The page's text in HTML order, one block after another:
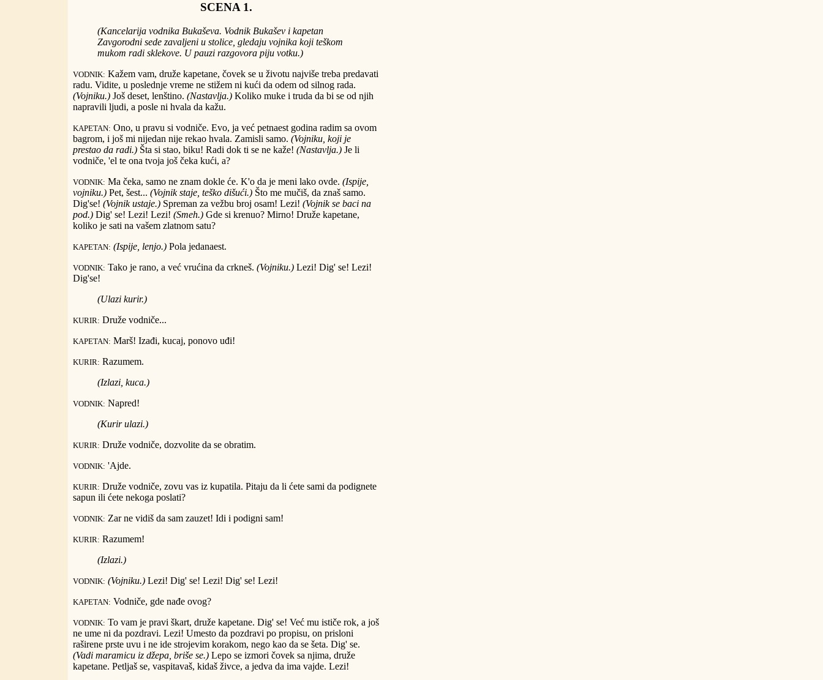
SCENA 1.
(Kancelarija vodnika Bukaševa. Vodnik Bukašev i kapetan
Zavgorodni sede zavaljeni u stolice, gledaju vojnika koji teškom
mukom radi sklekove. U pauzi razgovora piju votku.)
VODNIK: Kažem vam, druže kapetane, čovek se u životu najviše treba predavati
radu. Vidite, u poslednje vreme ne stižem ni kući da odem od silnog rada.
(Vojniku.) Još deset, lenštino. (Nastavlja.) Koliko muke i truda da bi se od njih
napravili ljudi, a posle ni hvala da kažu.
KAPETAN: Ono, u pravu si vodniče. Evo, ja već petnaest godina radim sa ovom
bagrom, i još mi nijedan nije rekao hvala. Zamisli samo. (Vojniku, koji je
prestao da radi.) Šta si stao, biku! Radi dok ti se ne kaže! (Nastavlja.) Je li
vodniče, 'el te ona tvoja još čeka kući, a?
VODNIK: Ma čeka, samo ne znam dokle će. K'o da je meni lako ovde. (Ispije,
vojniku.) Pet, šest... (Vojnik staje, teško dišući.) Što me mučiš, da znaš samo.
Dig'se! (Vojnik ustaje.) Spreman za vežbu broj osam! Lezi! (Vojnik se baci na
pod.) Dig' se! Lezi! Lezi! (Smeh.) Gde si krenuo? Mirno! Druže kapetane,
koliko je sati na vašem zlatnom satu?
KAPETAN: (Ispije, lenjo.) Pola jedanaest.
VODNIK: Tako je rano, a već vrućina da crkneš. (Vojniku.) Lezi! Dig' se! Lezi!
Dig'se!
(Ulazi kurir.)
KURIR: Druže vodniče...
KAPETAN: Marš! Izađi, kucaj, ponovo uđi!
KURIR: Razumem.
(Izlazi, kuca.)
VODNIK: Napred!
(Kurir ulazi.)
KURIR: Druže vodniče, dozvolite da se obratim.
VODNIK: 'Ajde.
KURIR: Druže vodniče, zovu vas iz kupatila. Pitaju da li ćete sami da podignete
sapun ili ćete nekoga poslati?
VODNIK: Zar ne vidiš da sam zauzet! Idi i podigni sam!
KURIR: Razumem!
(Izlazi.)
VODNIK: (Vojniku.) Lezi! Dig' se! Lezi! Dig' se! Lezi!
KAPETAN: Vodniče, gde nađe ovog?
VODNIK: To vam je pravi škart, druže kapetane. Dig' se! Već mu ističe rok, a još
ne ume ni da pozdravi. Lezi! Umesto da pozdravi po propisu, on prisloni
raširene prste uvu i ne ide strojevim korakom, nego kao da se šeta. Dig' se.
(Vadi maramicu iz džepa, briše se.) Lepo se izmori čovek sa njima, druže
kapetane. Petljaš se, vaspitavaš, kidaš živce, a jedva da ima vajde. Lezi!